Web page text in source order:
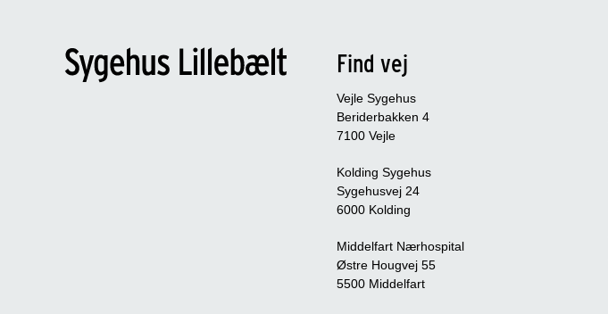
Find vej
Vejle Sygehus
Beriderbakken 4
7100 Vejle
Kolding Sygehus
Sygehusvej 24
6000 Kolding
Middelfart Nærhospital
Østre Hougvej 55
5500 Middelfart